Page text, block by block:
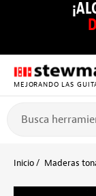
MEJORANDO LAS
Inicio Maderas